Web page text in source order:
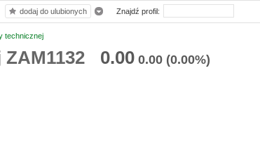
technicznej
0.00 0.00 (0.00%)
dodaj do ulubionych Znajdź profil: